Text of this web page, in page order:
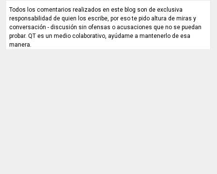
Todos los comentarios realizados en este blog son de exclusiva
responsabilidad de quien los escribe, por eso te pido altura de miras y
conversación - discusión sin ofensas o acusaciones que no se puedan
probar. QT es un medio colaborativo, ayúdame a mantenerlo de esa
manera.